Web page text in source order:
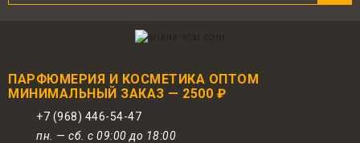
ПАРФЮМЕРИЯ И КОСМЕТИКА ОПТОМ
МИНИМАЛЬНЫЙ ЗАКАЗ — 2500 ₽
+7 (968) 446-54-47
пн. — сб. с 09:00 до 18:00